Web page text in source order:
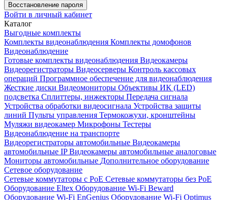
Восстановление пароля
Войти в личный кабинет
Каталог
Выгодные комплекты
Комплекты видеонаблюдения Комплекты домофонов
Видеонаблюдение
Готовые комплекты видеонаблюдения Видеокамеры
Видеорегистраторы Видеосерверы Контроль кассовых
операций Программное обеспечение для видеонаблюдения
Жесткие диски Видеомониторы Объективы ИК (LED)
подсветка Сплиттеры, инжекторы Передача сигнала
Устройства обработки видеосигнала Устройства защиты
линий Пульты управления Термокожухи, кронштейны
Муляжи видеокамер Микрофоны Тестеры
Видеонаблюдение на транспорте
Видеорегистраторы автомобильные Видеокамеры
автомобильные IPВидеокамеры автомобильные аналоговые
Мониторы автомобильные Дополнительное оборудование
Сетевое оборудование
Сетевые коммутаторы с РоЕ Сетевые коммутаторы без РоЕ
Оборудование Eltex Оборудование Wi-Fi Beward
Оборудование Wi-Fi EnGenius Оборудование Wi-Fi Optimus